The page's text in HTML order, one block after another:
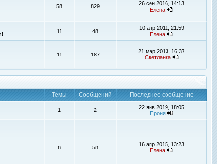
58 829
26 сен 2016, 14:13
Елена
11 48
10 апр 2011, 21:59
Елена
11 187
21 мар 2013, 16:37
Светланка
Темы Сообщений Последнее сообщение
1 2
22 янв 2019, 18:05
Проня
8 58
16 апр 2015, 13:23
Елена